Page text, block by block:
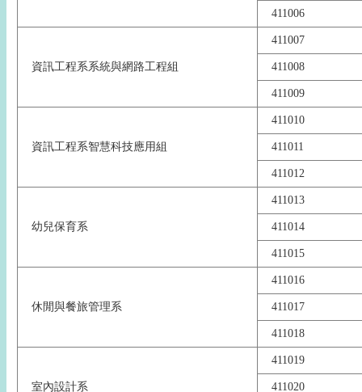
411006
資訊工程系系統與網路工程組
411007
411008
411009
資訊工程系智慧科技應用組
411010
411011
411012
幼兒保育系
411013
411014
411015
休閒與餐旅管理系
411016
411017
411018
室內設計系
411019
411020